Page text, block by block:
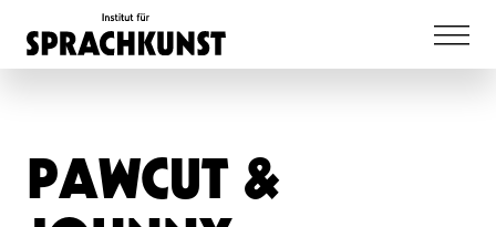
PAWCUT &